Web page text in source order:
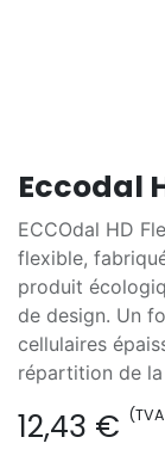
Eccodal
ECCOdal HD
flexible,
produit
de design. Un
cellulaires
répartition de
12,43 €